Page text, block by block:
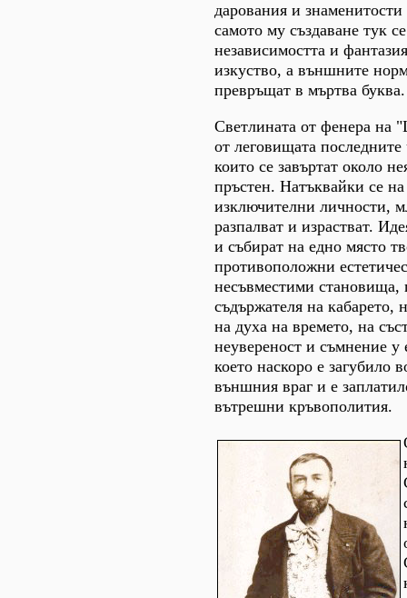
дарования и
самото му създаване тук
независимостта и
изкуство, а външните
превръщат в мъртва буква.
Светлината от фенера на
от леговищата
които се завъртат около
пръстен. Натъквайки се на
изключителни личности,
разпалват и израстват.
и събират на едно място
противоположни
несъвместими становища,
съдържателя на кабарето,
на духа на времето, на
неувереност и съмнение у
което наскоро е загубило
външния враг и е
вътрешни кръвополития.